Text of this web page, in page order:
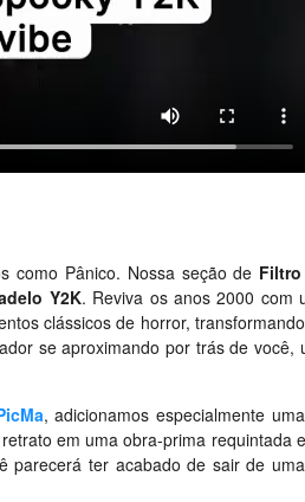
como Pânico. Nossa seção de
Y2K. Reviva os anos 2000 com
clássicos de horror,
se aproximando por trás de você,
, adicionamos especialmente
em uma obra-prima requintada
parecerá ter acabado de sair de